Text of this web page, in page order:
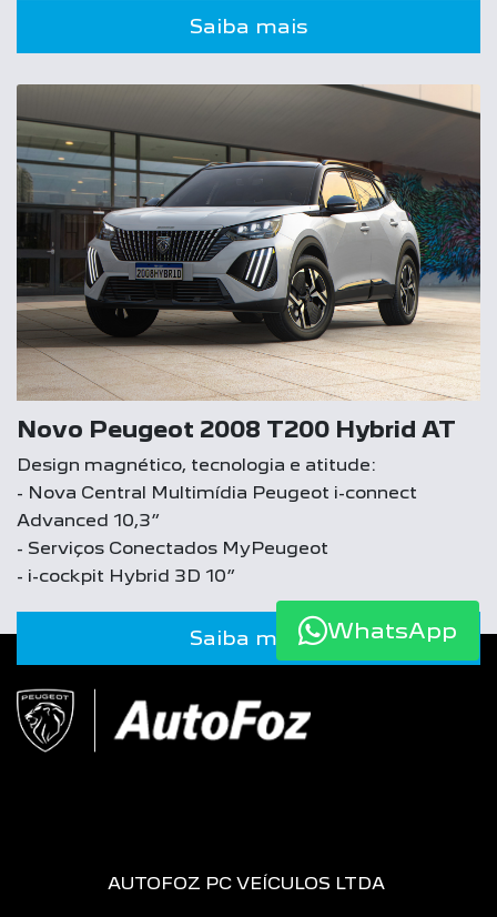
Saiba mais
Novo Peugeot 2008 T200 Hybrid AT
Design magnético, tecnologia e atitude:
- Nova Central Multimídia Peugeot i-connect
Advanced 10,3”
- Serviços Conectados MyPeugeot
- i-cockpit Hybrid 3D 10”
Saiba mais
AUTOFOZ PC VEÍCULOS LTDA
WhatsApp